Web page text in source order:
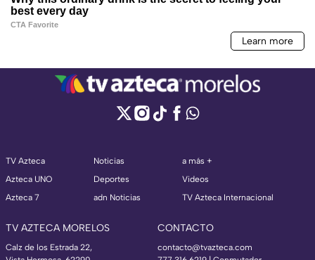
TV Azteca
Azteca UNO
Azteca 7
Noticias
Deportes
adn Noticias
a más +
Videos
TV Azteca Internacional
TV AZTECA MORELOS
Calz de los Estrada 22,
CONTACTO
contacto@tvazteca.com